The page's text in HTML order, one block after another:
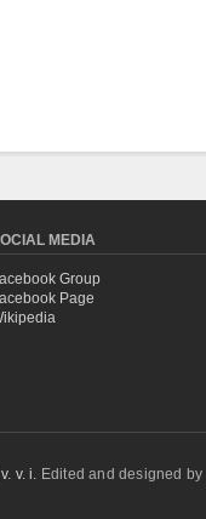
MEDIA
Group
Page
v. i. Edited and designed by